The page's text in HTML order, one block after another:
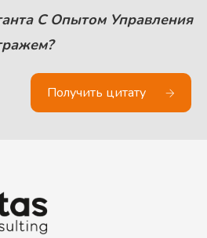
С Опытом Управления
Получить цитату